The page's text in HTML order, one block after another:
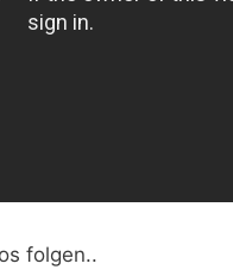
folgen..